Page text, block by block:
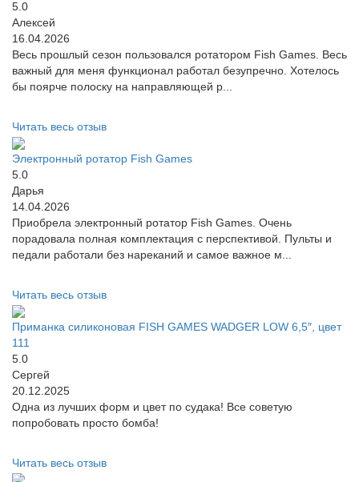
5.0
Алексей
16.04.2026
Весь прошлый сезон пользовался ротатором Fish Games. Весь
важный для меня функционал работал безупречно. Хотелось
бы поярче полоску на направляющей р...
Читать весь отзыв
Электронный ротатор Fish Games
5.0
Дарья
14.04.2026
Приобрела электронный ротатор Fish Games. Очень
порадовала полная комплектация с перспективой. Пульты и
педали работали без нареканий и самое важное м...
Читать весь отзыв
Приманка силиконовая FISH GAMES WADGER LOW 6,5″, цвет
111
5.0
Сергей
20.12.2025
Одна из лучших форм и цвет по судака! Все советую
попробовать просто бомба!
Читать весь отзыв